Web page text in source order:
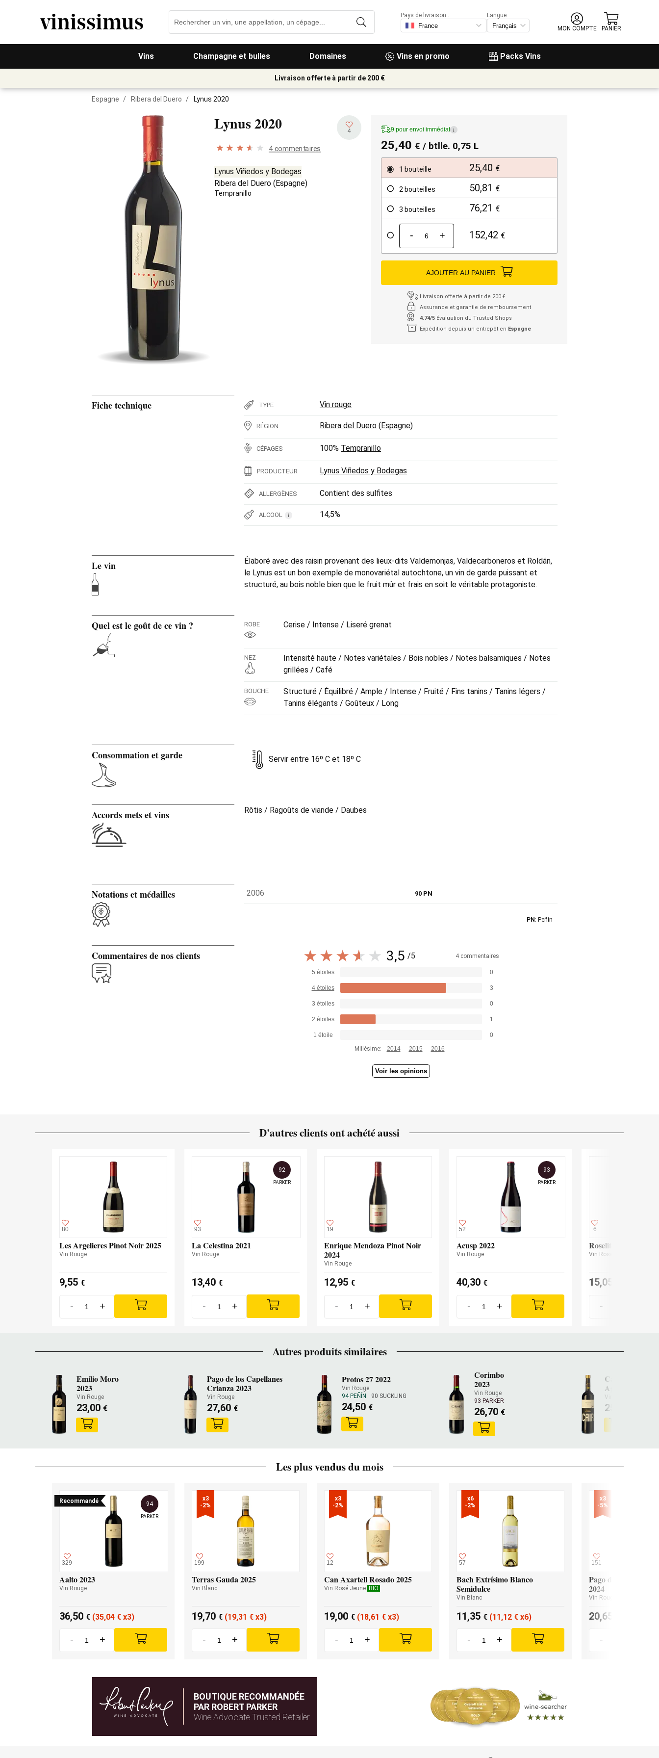
Vins Champagne et bulles Domaines Vins en promo Packs Vins
Pays de livraison :
Langue
MON COMPTE
PANIER
Livraison offerte à partir de 200 €
Espagne / Ribera del Duero / Lynus 2020
Lynus2020 4
4 commentaires
Lynus Viñedos y Bodegas
Ribera del Duero (Espagne)
Tempranillo
9 pour envoi immédiat i
25,40 € / btlle. 0,75 L
1 bouteille 25,40 €
2 bouteilles 50,81 €
3 bouteilles 76,21 €
- + 152,42 €
AJOUTER AU PANIER
Livraison offerte à partir de 200 €
Assurance et garantie de remboursement
4.74/5 Évaluation du Trusted Shops
Expédition depuis un entrepôt en Espagne
Fiche technique TYPE Vin rouge
RÉGION Ribera del Duero (Espagne)
CÉPAGES 100% Tempranillo
PRODUCTEUR Lynus Viñedos y Bodegas
ALLERGÈNES Contient des sulfites
ALCOOL i 14,5%
Le vin
Élaboré avec des raisin provenant des lieux-dits Valdemonjas, Valdecarboneros et Roldán,
le Lynus est un bon exemple de monovariétal autochtone, un vin de garde puissant et
structuré, au bois noble bien que le fruit mûr et frais en soit le véritable protagoniste.
Quel est le goût de ce vin ? ROBE Cerise / Intense / Liseré grenat
NEZ
Intensité haute / Notes variétales / Bois nobles / Notes balsamiques / Notes
grillées / Café
BOUCHE
Structuré / Équilibré / Ample / Intense / Fruité / Fins tanins / Tanins légers /
Tanins élégants / Goûteux / Long
Consommation et garde Servir entre 16º C et 18º C
Accords mets et vins Rôtis / Ragoûts de viande / Daubes
Notations et médailles 2006 90 PN
PN : Peñín
Commentaires de nos clients 3,5 /5 4 commentaires
5 étoiles 0
4 étoiles 3
3 étoiles 0
2 étoiles 1
1 étoile
0
Millésime:
2014 2015 2016
Voir les opinions
D'autres clients ont achété aussi
80
Les Argelieres Pinot Noir 2025
Vin Rouge
9,55 €
- +
93
92
PARKER
La Celestina 2021
Vin Rouge
13,40 €
- +
19
Enrique Mendoza Pinot Noir
2024
Vin Rouge
12,95 €
- +
52
93
PARKER
Acusp 2022
Vin Rouge
40,30 €
- +
6
Roselito de Antídoto
Vin Rosé Clarete
15,05
-
Autres produits similaires
Emilio Moro
2023
Vin Rouge
23,00 €
Pago de los Capellanes
Crianza 2023
Vin Rouge
27,60 €
Protos 27 2022
Vin Rouge
94 PEÑÍN
90 SUCKLING
24,50 €
Corimbo
2023
Vin Rouge
93 PARKER
26,70 €
Cair Selección
Aguilera 2021
Vin Rouge
25,70
Les plus vendus du mois
Recommandé
329
94
PARKER
Aalto 2023
Vin Rouge
36,50 € (35,04 € x3)
- +
x3
-2%
199
Terras Gauda 2025
Vin Blanc
19,70 € (19,31 € x3)
- +
x3
-2%
12
Can Axartell Rosado 2025
Vin Rosé Jeune BIO
19,00 € (18,61 € x3)
- +
x6
-2%
57
Bach Extrísimo Blanco
Semidulce
Vin Blanc
11,35 € (11,12 € x6)
- +
x3
-5%
151
Pago de los
2024
Vin Rouge
20,65
-
BOUTIQUE RECOMMANDÉE
PAR ROBERT PARKER
Wine Advocate Trusted Retailer